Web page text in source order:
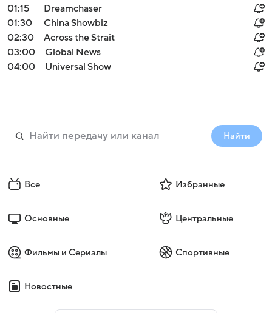
01:15
Dreamchaser
01:30
China Showbiz
02:30
Across the Strait
03:00
Global News
04:00
Universal Show
Найти
Все Избранные
Основные Центральные
Фильмы и Сериалы Спортивные
Новостные